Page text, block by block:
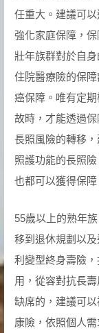
任重大。建議可
強化家庭保障，
壯年族群對於自
住院醫療險的保
癌保障。唯有定
故時，才能透過
長照風險的轉移
照護功能的長照
也都可以獲得保障
55歲以上的熟年
移到退休規劃以
利變型終身壽險
用，從容對抗長
缺席的，建議可
康險，依照個人